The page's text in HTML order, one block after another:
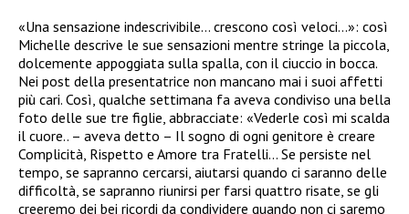
«Una sensazione indescrivibile… crescono così veloci…»: così
Michelle descrive le sue sensazioni mentre stringe la piccola,
dolcemente appoggiata sulla spalla, con il ciuccio in bocca.
Nei post della presentatrice non mancano mai i suoi affetti
più cari. Così, qualche settimana fa aveva condiviso una bella
foto delle sue tre figlie, abbracciate: «Vederle così mi scalda
il cuore.. – aveva detto – Il sogno di ogni genitore è creare
Complicità, Rispetto e Amore tra Fratelli… Se persiste nel
tempo, se sapranno cercarsi, aiutarsi quando ci saranno delle
difficoltà, se sapranno riunirsi per farsi quattro risate, se gli
creeremo dei bei ricordi da condividere quando non ci saremo